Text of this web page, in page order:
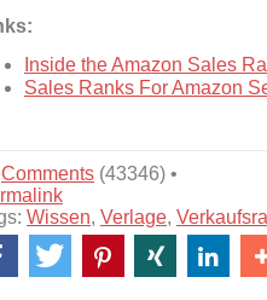
Inside the Amazon Sales
Sales Ranks For Amazon
Comments (43346) •
Wissen, Verlage,